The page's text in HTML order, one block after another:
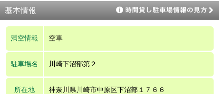
基本情報
満空情報 空車
駐車場名 川崎下沼部第２
所在地 神奈川県川崎市中原区下沼部１７６６